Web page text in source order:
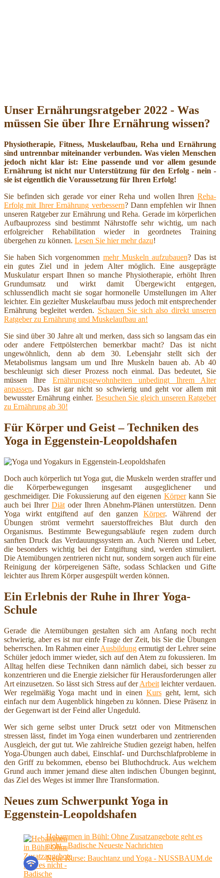
Unser Ernährungsratgeber 2022 - Was
müssen Sie über Ihre Ernährung wissen?
Physiotherapie, Fitness, Muskelaufbau, Reha und Ernährung
sind untrennbar miteinander verbunden. Was vielen Menschen
jedoch nicht klar ist: Eine passende und vor allem gesunde
Ernährung ist nicht nur Unterstützung für den Erfolg - nein -
sie ist eigentlich die Voraussetzung für Ihren Erfolg!
Sie befinden sich gerade vor einer Reha und wollen Ihren Reha-
Erfolg mit Ihrer Ernährung verbessern? Dann empfehlen wir Ihnen
unseren Ratgeber zur Ernährung und Reha. Gerade im körperlichen
Aufbauprozess sind bestimmt Nährstoffe sehr wichtig, um nach
erfolgreicher Rehabilitation wieder in geordnetes Training
übergehen zu können. Lesen Sie hier mehr dazu!
Sie haben Sich vorgenommen mehr Muskeln aufzubauen? Das ist
ein gutes Ziel und in jedem Alter möglich. Eine ausgeprägte
Muskulatur erspart Ihnen so manche Physiotherapie, erhöht Ihren
Grundumsatz und wirkt damit Übergewicht entgegen,
schlussendlich macht sie sogar hormonelle Umstellungen im Alter
leichter. Ein gezielter Muskelaufbau muss jedoch mit entsprechender
Ernährung begleitet werden. Schauen Sie sich also direkt unseren
Ratgeber zu Ernährung und Muskelaufbau an!
Sie sind über 30 Jahre alt und merken, dass sich so langsam das ein
oder andere Fettpölsterchen bemerkbar macht? Das ist nicht
ungewöhnlich, denn ab dem 30. Lebensjahr stellt sich der
Metabolismus langsam um und Ihre Muskeln bauen ab. Ab 40
beschleunigt sich dieser Prozess noch einmal. Das bedeutet, Sie
müssen Ihre Ernährungsgewohnheiten unbedingt Ihrem Alter
anpassen. Das ist gar nicht so schwierig und geht vor allem mit
bewusster Ernährung einher. Besuchen Sie gleich unseren Ratgeber
zu Ernährung ab 30!
Für Körper und Geist – Techniken des
Yoga in Eggenstein-Leopoldshafen
Doch auch körperlich tut Yoga gut, die Muskeln werden straffer und
die Körperbewegungen insgesamt ausgeglichener und
geschmeidiger. Die Fokussierung auf den eigenen Körperkann Sie
auch bei Ihrer Diät oder Ihren Abnehm-Plänen unterstützen. Denn
Yoga wirkt entgiftend auf den ganzen Körper. Während der
Übungen strömt vermehrt sauerstoffreiches Blut durch den
Organismus. Bestimmte Bewegungsabläufe regen zudem durch
sanften Druck das Verdauungssystem an. Auch Nieren und Leber,
die besonders wichtig bei der Entgiftung sind, werden stimuliert.
Die Atemübungen zentrieren nicht nur, sondern sorgen auch für eine
Reinigung der körpereigenen Säfte, sodass Schlacken und Gifte
leichter aus Ihrem Körper ausgespült werden können.
Ein Erlebnis der Ruhe in Ihrer Yoga-
Schule
Gerade die Atemübungen gestalten sich am Anfang noch recht
schwierig, aber es ist nur einfe Frage der Zeit, bis Sie die Übungen
beherrschen. Im Rahmen einerAusbildung ermutigt der Lehrer seine
Schüler jedoch immer wieder, sich auf den Atem zu fokussieren. Im
Alltag helfen diese Techniken dann nämlich dabei, sich besser zu
konzentrieren und die Energie zielsicher für Herausforderungen aller
Art einzusetzen. So lässt sich Stress auf derArbeitleichter verdauen.
Wer regelmäßig Yoga macht und in einen Kursgeht, lernt, sich
einfach nur dem Augenblick hingeben zu können. Diese Präsenz in
der Gegenwart ist der Feind aller Ungeduld.
Wer sich gerne selbst unter Druck setzt oder von Mitmenschen
stressen lässt, findet im Yoga einen wunderbaren und zentrierenden
Ausgleich, der gut tut. Wie zahlreiche Studien gezeigt haben, helfen
Yoga-Übungen auch dabei, Einschlaf- und Durchschlafprobleme in
den Griff zu bekommen, ebenso bei Bluthochdruck. Aus welchem
Grund auch immer jemand diese alten indischen Übungen beginnt,
das Ziel des Weges ist immer Ihre Transformation.
Neues zum Schwerpunkt Yoga in
Eggenstein-Leopoldshafen
Hebammen in Bühl: Ohne Zusatzangebote geht es
nicht - Badische Neueste Nachrichten
Neue Kurse: Bauchtanz und Yoga - NUSSBAUM.de